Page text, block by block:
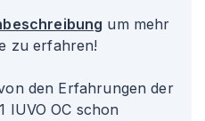
um mehr
zu erfahren!
den Erfahrungen der
IUVO OC schon